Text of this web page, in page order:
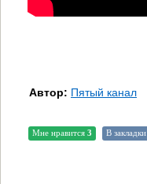
Автор: Пятый канал
Мне нравится 3 В закладки